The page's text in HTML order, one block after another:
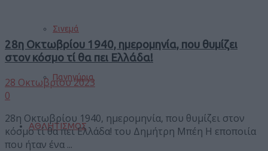
Σινεμά
Πανηγύρια
ΑΘΛΗΤΙΣΜΟΣ
28η Οκτωβρίου 1940, ημερομηνία, που θυμίζει
στον κόσμο τί θα πει Ελλάδα!
28 Οκτωβρίου 2023
0
28η Οκτωβρίου 1940, ημερομηνία, που θυμίζει στον
κόσμο τί θα πει Ελλάδα! του Δημήτρη Μπέη Η εποποιία
που ήταν ένα ...